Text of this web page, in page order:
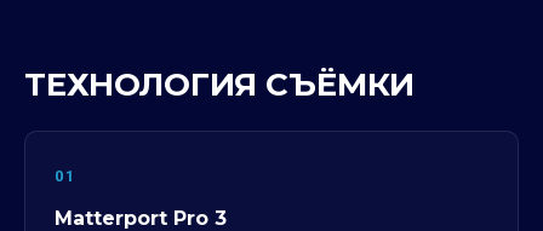
ТЕХНОЛОГИЯ СЪЁМКИ
01
Matterport Pro 3